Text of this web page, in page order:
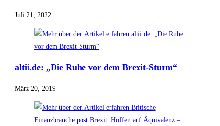
Juli 21, 2022
altii.de: „Die Ruhe vor dem Brexit-Sturm“
März 20, 2019